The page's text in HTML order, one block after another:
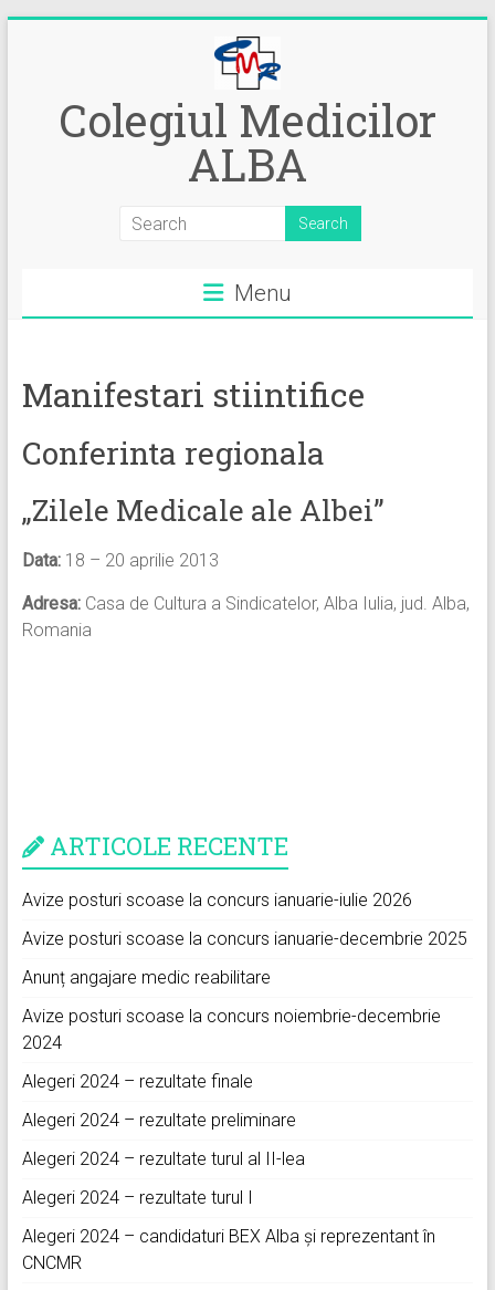
Colegiul Medicilor
ALBA
Menu
Manifestari stiintifice
Conferinta regionala
„Zilele Medicale ale Albei”
Data:18 – 20 aprilie 2013
Adresa:Casa de Cultura a Sindicatelor, Alba Iulia, jud. Alba,
Romania
ARTICOLE RECENTE
Avize posturi scoase la concurs ianuarie-iulie 2026
Avize posturi scoase la concurs ianuarie-decembrie 2025
Anunț angajare medic reabilitare
Avize posturi scoase la concurs noiembrie-decembrie
2024
Alegeri 2024 – rezultate finale
Alegeri 2024 – rezultate preliminare
Alegeri 2024 – rezultate turul al II-lea
Alegeri 2024 – rezultate turul I
Alegeri 2024 – candidaturi BEX Alba și reprezentant în
CNCMR